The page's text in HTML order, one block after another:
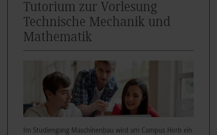
Tutorium zur Vorlesung
Technische Mechanik und
Mathematik
Im Studiengang Maschinenbau wird am Campus Horb ein